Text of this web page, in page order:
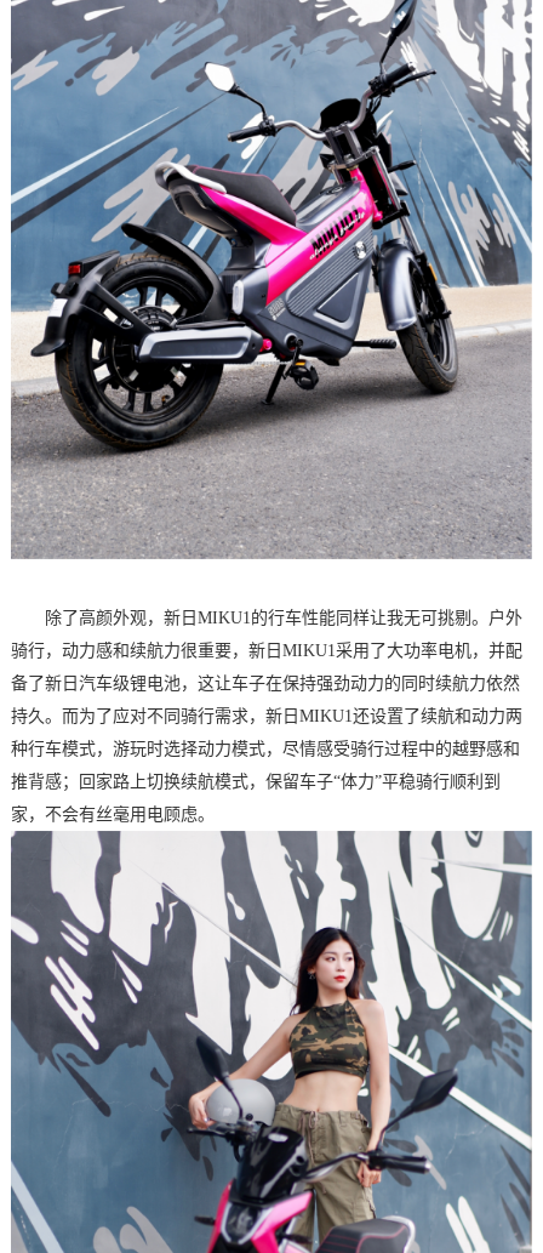
除了高颜外观，新日MIKU1的行车性能同样让我无可挑剔。户外
骑行，动力感和续航力很重要，新日MIKU1采用了大功率电机，并配
备了新日汽车级锂电池，这让车子在保持强劲动力的同时续航力依然
持久。而为了应对不同骑行需求，新日MIKU1还设置了续航和动力两
种行车模式，游玩时选择动力模式，尽情感受骑行过程中的越野感和
推背感；回家路上切换续航模式，保留车子“体力”平稳骑行顺利到
家，不会有丝毫用电顾虑。